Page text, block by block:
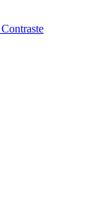
Contraste